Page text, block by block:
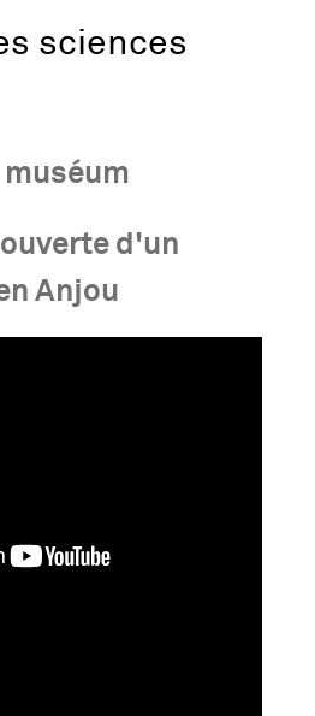
sciences
d'un
Anjou